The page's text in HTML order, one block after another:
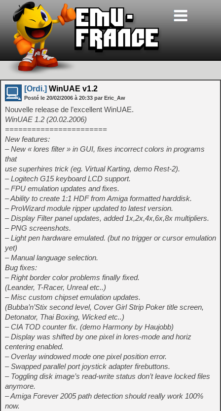
[Ordi.] WinUAE v1.2
Posté le 20/02/2006 à 20:33 par Eric_Aw
Nouvelle release de l’excellent WinUAE.
WinUAE 1.2 (20.02.2006)
=======================
New features:
– New « lores filter » in GUI, fixes incorrect colors in programs
that
use superhires trick (eg. Virtual Karting, demo Rest-2).
– Logitech G15 keyboard LCD support.
– FPU emulation updates and fixes.
– Ability to create 1:1 HDF from Amiga formatted harddisk.
– ProWizard module ripper updated to latest version.
– Display Filter panel updates, added 1x,2x,4x,6x,8x multipliers.
– PNG screenshots.
– Light pen hardware emulated. (but no trigger or cursor emulation
yet)
– Manual language selection.
Bug fixes:
– Right border color problems finally fixed.
(Leander, T-Racer, Unreal etc..)
– Misc custom chipset emulation updates.
(Bubba’n’Stix second level, Cover Girl Strip Poker title screen,
Detonator, Thai Boxing, Wicked etc..)
– CIA TOD counter fix. (demo Harmony by Haujobb)
– Display was shifted by one pixel in lores-mode and horiz
centering enabled.
– Overlay windowed mode one pixel position error.
– Swapped parallel port joystick adapter firebuttons.
– Toggling disk image’s read-write status don’t leave locked files
anymore.
– Amiga Forever 2005 path detection should really work 100%
now.